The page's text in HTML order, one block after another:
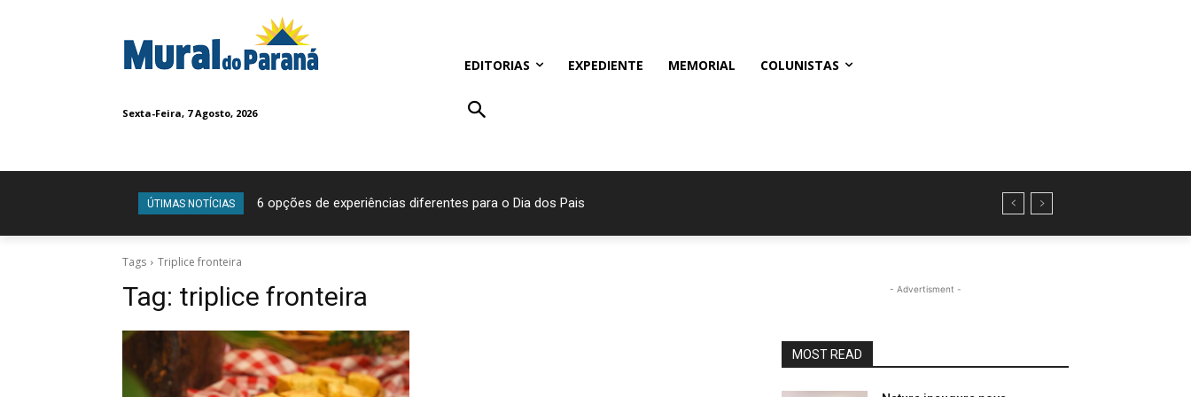
Sexta-Feira, 7 Agosto, 2026
EDITORIAS EXPEDIENTE MEMORIAL COLUNISTAS
ÚTIMAS NOTÍCIAS 6 opções de experiências diferentes para o Dia dos Pais
Tags Triplice fronteira
Tag: triplice fronteira - Advertisment -
MOST READ